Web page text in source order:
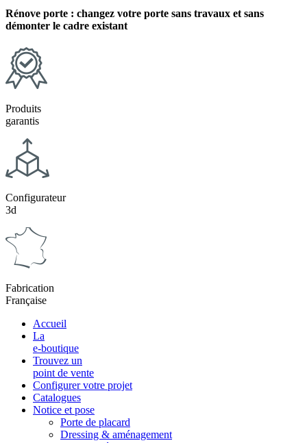
Rénove porte : changez votre porte sans travaux et sans
démonter le cadre existant
Produits
garantis
Configurateur
3d
Fabrication
Française
Accueil
La
e-boutique
Trouvez un
point de vente
Configurer votre projet
Catalogues
Notice et pose
Porte de placard
Dressing & aménagement